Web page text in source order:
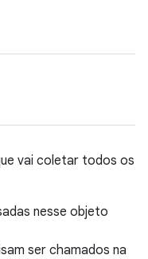
vai coletar todos os
nesse objeto
ser chamados na